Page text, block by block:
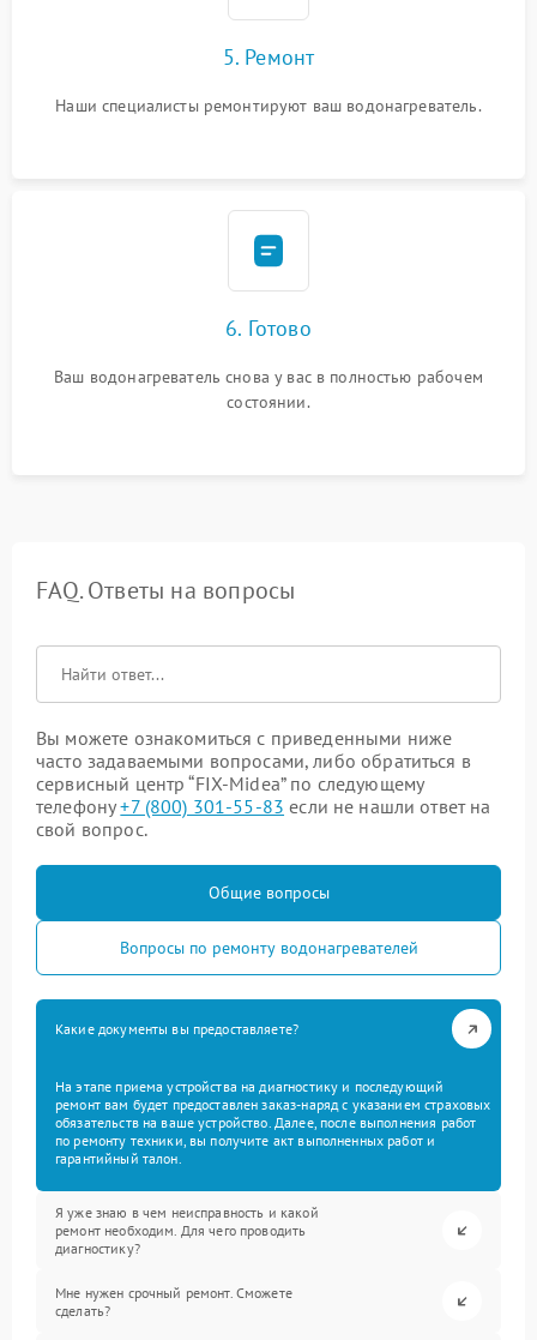
5. Ремонт
Наши специалисты ремонтируют ваш водонагреватель.
6. Готово
Ваш водонагреватель снова у вас в полностью рабочем
состоянии.
FAQ. Ответы на вопросы
Вы можете ознакомиться с приведенными ниже
часто задаваемыми вопросами, либо обратиться в
сервисный центр “FIX-Midea” по следующему
телефону+7 (800) 301-55-83 если не нашли ответ на
свой вопрос.
Общие вопросы
Вопросы по ремонту водонагревателей
Какие документы вы предоставляете?
На этапе приема устройства на диагностику и последующий
ремонт вам будет предоставлен заказ-наряд с указанием страховых
обязательств на ваше устройство. Далее, после выполнения работ
по ремонту техники, вы получите акт выполненных работ и
гарантийный талон.
Я уже знаю в чем неисправность и какой
ремонт необходим. Для чего проводить
диагностику?
Мне нужен срочный ремонт. Сможете
сделать?